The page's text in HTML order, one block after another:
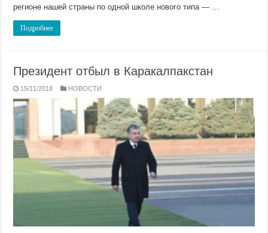
регионе нашей страны по одной школе нового типа — …
Подробнее
Президент отбыл в Каракалпакстан
15/11/2018 НОВОСТИ